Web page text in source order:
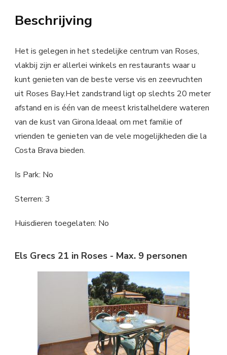
Beschrijving
Het is gelegen in het stedelijke centrum van Roses,
vlakbij zijn er allerlei winkels en restaurants waar u
kunt genieten van de beste verse vis en zeevruchten
uit Roses Bay.Het zandstrand ligt op slechts 20 meter
afstand en is één van de meest kristalheldere wateren
van de kust van Girona.Ideaal om met familie of
vrienden te genieten van de vele mogelijkheden die la
Costa Brava bieden.
Is Park: No
Sterren: 3
Huisdieren toegelaten: No
Els Grecs 21 in Roses - Max. 9 personen